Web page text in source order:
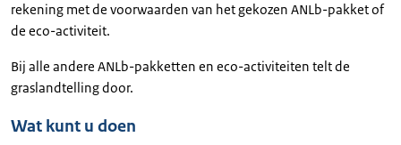
rekening met de voorwaarden van het gekozen ANLb-pakket of
de eco-activiteit.
Bij alle andere ANLb-pakketten en eco-activiteiten telt de
graslandtelling door.
Wat kunt u doen